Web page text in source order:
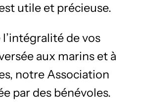
utile et précieuse.
l’intégralité de vos
aux marins et à
notre Association
par des bénévoles.